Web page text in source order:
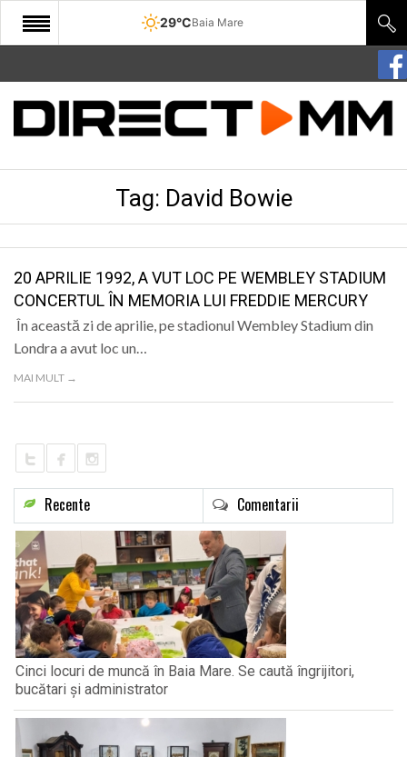
29°CBaia Mare
START
COMUNITATE
SANATATE
SPORT
SPECIAL
POLITIC
Tag: David Bowie
20 APRILIE 1992, A VUT LOC PE WEMBLEY STADIUM
CONCERTUL ÎN MEMORIA LUI FREDDIE MERCURY
În această zi de aprilie, pe stadionul Wembley Stadium din
Londra a avut loc un…
MAI MULT →
Recente Comentarii
Cinci locuri de muncă în Baia Mare. Se caută îngrijitori,
bucătari și administrator